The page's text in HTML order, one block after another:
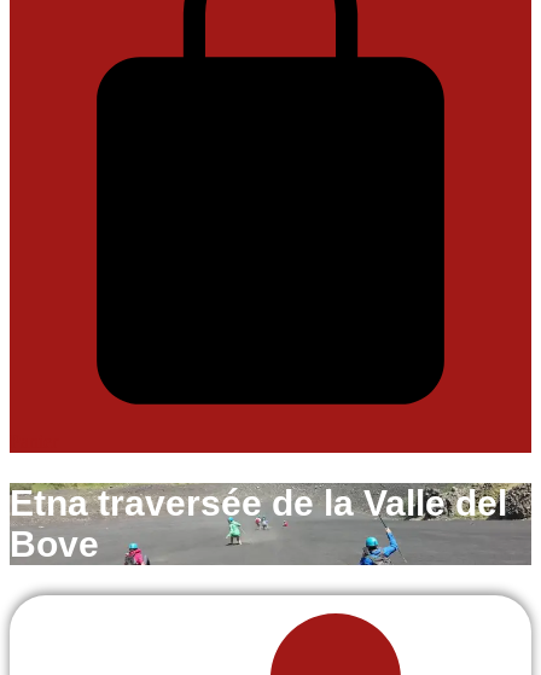
Etna traversée de la Valle del
Bove